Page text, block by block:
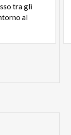
tra gli
al